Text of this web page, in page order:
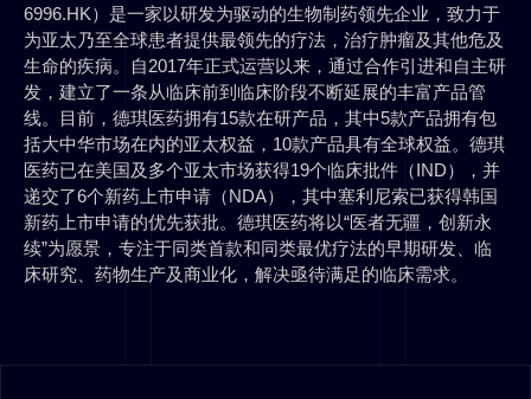
6996.HK）是一家以研发为驱动的生物制药领先企业，致力于
为亚太乃至全球患者提供最领先的疗法，治疗肿瘤及其他危及
生命的疾病。自2017年正式运营以来，通过合作引进和自主研
发，建立了一条从临床前到临床阶段不断延展的丰富产品管
线。目前，德琪医药拥有15款在研产品，其中5款产品拥有包
括大中华市场在内的亚太权益，10款产品具有全球权益。德琪
医药已在美国及多个亚太市场获得19个临床批件（IND），并
递交了6个新药上市申请（NDA），其中塞利尼索已获得韩国
新药上市申请的优先获批。德琪医药将以“医者无疆，创新永
续”为愿景，专注于同类首款和同类最优疗法的早期研发、临
床研究、药物生产及商业化，解决亟待满足的临床需求。